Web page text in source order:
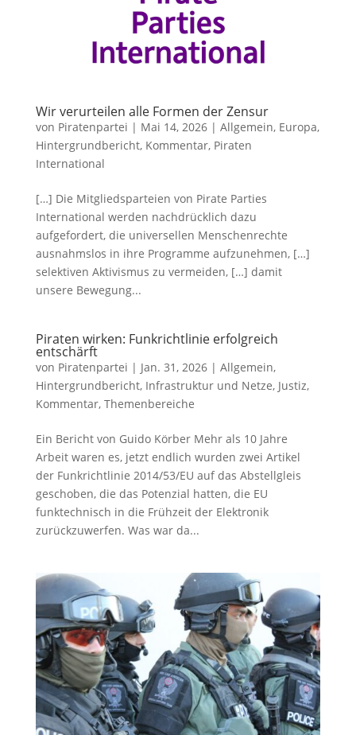
Wir verurteilen alle Formen der Zensur
von Piratenpartei | Mai 14, 2026| Allgemein, Europa,
Hintergrundbericht, Kommentar, Piraten
International
[…] Die Mitgliedsparteien von Pirate Parties
International werden nachdrücklich dazu
aufgefordert, die universellen Menschenrechte
ausnahmslos in ihre Programme aufzunehmen, […]
selektiven Aktivismus zu vermeiden, […] damit
unsere Bewegung...
Piraten wirken: Funkrichtlinie erfolgreich
entschärft
von Piratenpartei | Jan. 31, 2026| Allgemein,
Hintergrundbericht, Infrastruktur und Netze, Justiz,
Kommentar, Themenbereiche
Ein Bericht von Guido Körber Mehr als 10 Jahre
Arbeit waren es, jetzt endlich wurden zwei Artikel
der Funkrichtlinie 2014/53/EU auf das Abstellgleis
geschoben, die das Potenzial hatten, die EU
funktechnisch in die Frühzeit der Elektronik
zurückzuwerfen. Was war da...